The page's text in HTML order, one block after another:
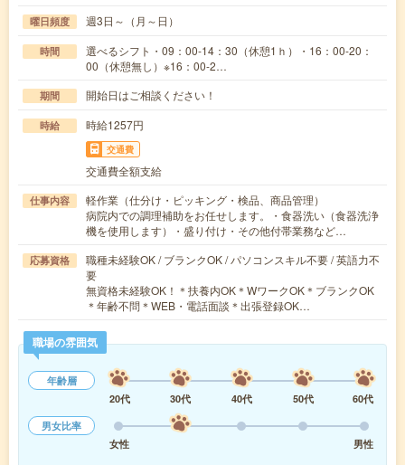
曜日頻度 週3日～（月～日）
時間
選べるシフト・09：00-14：30（休憩1ｈ）・16：00-20：
00（休憩無し）※16：00-2…
期間 開始日はご相談ください！
時給 時給1257円
交通費
交通費全額支給
仕事内容
軽作業（仕分け・ピッキング・検品、商品管理）
病院内での調理補助をお任せします。・食器洗い（食器洗浄
機を使用します）・盛り付け・その他付帯業務など…
応募資格
職種未経験OK / ブランクOK / パソコンスキル不要 / 英語力不
要
無資格未経験OK！＊扶養内OK＊WワークOK＊ブランクOK
＊年齢不問＊WEB・電話面談＊出張登録OK…
職場の雰囲気
年齢層
20代
30代 40代 50代
60代
男女比率
女性
男性